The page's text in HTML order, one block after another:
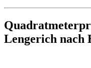
Lengerich nach